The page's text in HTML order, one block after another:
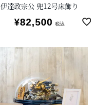
伊達政宗公 兜12号床飾り
¥82,500 税込